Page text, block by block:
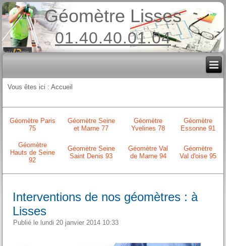
Géomètre Lisses
01.40.40.01.04
Vous êtes ici :Accueil
Géomètre Paris
75
Géomètre Seine
et Marne 77
Géomètre
Yvelines 78
Géomètre
Essonne 91
Géomètre
Hauts de Seine
92
Géomètre Seine
Saint Denis 93
Géomètre Val
de Marne 94
Géomètre
Val d'oise 95
Interventions de nos géomètres : à
Lisses
Publié le lundi 20 janvier 2014 10:33